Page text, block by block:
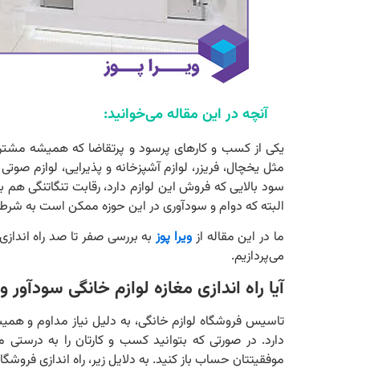
آنچه در این مقاله می‌خوانید:
یکی از کسب و کارهای پرسود و پرتقاضا که همیشه
مثل یخچال، فریزر، لوازم آشپزخانه و پذیرایی، لوازم
سود بالایی که فروش این لوازم دارد، رقابت تنگاتنگی
البته که دوام و سودآوری در این حوزه ممکن است به
ما در این مقاله از ویرا پوزبه بررسی صفر تا صد راه
می‌پردازیم.
آیا راه اندازی مغازه لوازم خانگی
تاسیس فروشگاه لوازم خانگی، به دلیل نیاز مداوم
دارد. در صورتی که بتوانید کسب و کارتان را به درستی
موفقیتتان حساب باز کنید. به دلایل زیر، راه اندازی